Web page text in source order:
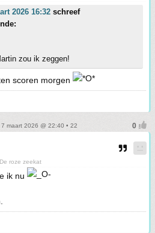
2026 16:32 schreef
zou ik zeggen!
scoren morgen
7 maart 2026 @ 22:40 • 22
De roze zeekat
ik nu